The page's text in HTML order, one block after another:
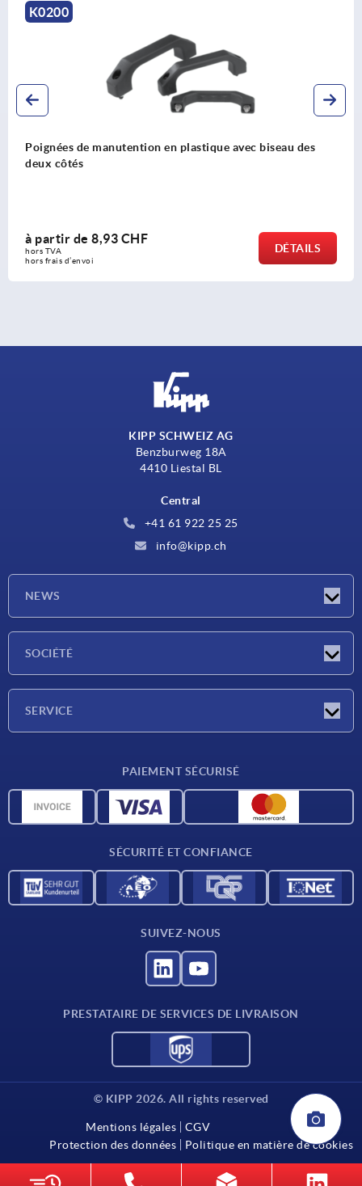
avec biseau des
DÉTAILS
Poignées de manutention
à partir de 219,35 CHF
hors frais d’envoi
KIPP SCHWEIZ AG
Benzburweg 18A
4410 Liestal BL
Central
+41 61 922 25 25
info@kipp.ch
NEWS
SOCIÉTÉ
SERVICE
Données CAO
PAIEMENT SÉCURISÉ
SÉCURITÉ ET CONFIANCE
SUIVEZ-NOUS
PRESTATAIRE DE SERVICES DE LIVRAISON
© KIPP 2026. All rights reserved
Mentions légales
CGV
Protection des données
Politique en matière de cookies